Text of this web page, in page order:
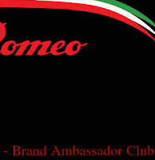
Ambassador Club